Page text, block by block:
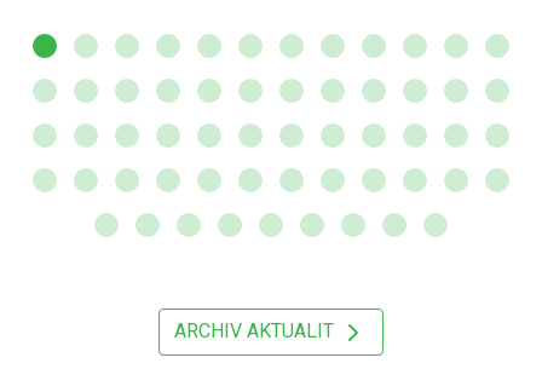
ARCHIV AKTUALIT